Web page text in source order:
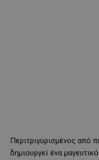
Περιτριγυρισμένος από
δημιουργεί ένα